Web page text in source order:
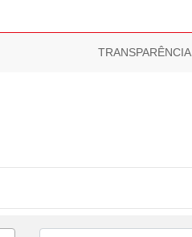
TRANSPARÊNCIA